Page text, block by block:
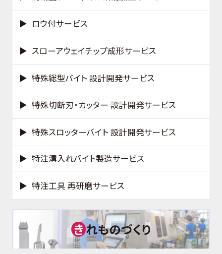
ロウ付サービス
スローアウェイチップ成形サービス
特殊総型バイト 設計開発サービス
特殊切断刃・カッター 設計開発サービス
特殊スロッターバイト 設計開発サービス
特注溝入れバイト製造サービス
特注工具 再研磨サービス
きれものづくり